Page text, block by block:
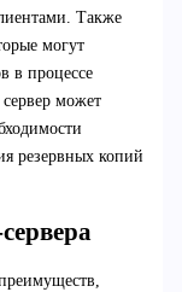
Также
могут
в процессе
может
резервных копий